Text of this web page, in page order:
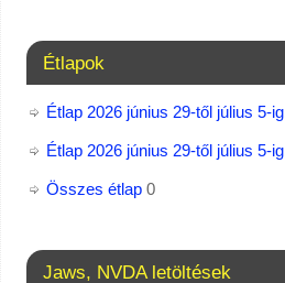
Étlapok
Étlap 2026 június 29-től július 5-
Étlap 2026 június 29-től július 5-
Összes étlap0
Jaws, NVDA letöltések